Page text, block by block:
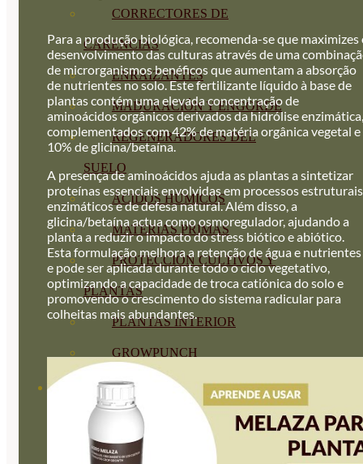
CORRECTORES DE
CARENCIAS
ENRAIZANTES
MADURACIÓN Y ENGORDE
REGENERADORES DEL
SUELO
ÁCIDOS HÚMICOS
MATERIAS PRIMAS
PROTECCIÓN CULTIVOS Y
PLANTAS
PLANTAS INTERIOR
GROWPUNCH
SEMILLAS
VER TODAS
BIODINÁMICAS DEMETER
Para a produção biológica, recomenda-se que maximizes
desenvolvimento das culturas através de uma
de microrganismos benéficos que aumentam a absorção
de nutrientes no solo. Este fertilizante líquido à base de
plantas contém uma elevada concentração de
aminoácidos orgânicos derivados da hidrólise enzimática,
complementados com 42% de matéria orgânica vegetal e
10% de glicina/betaína.
A presença de aminoácidos ajuda as plantas a sintetizar
proteínas essenciais envolvidas em processos
enzimáticos e de defesa natural. Além disso, a
glicina/betaína actua como osmoregulador, ajudando a
planta a reduzir o impacto do stress biótico e abiótico.
Esta formulação melhora a retenção de água e nutrientes
e pode ser aplicada durante todo o ciclo vegetativo,
optimizando a capacidade de troca catiónica do solo e
promovendo o crescimento do sistema radicular para
colheitas mais abundantes.